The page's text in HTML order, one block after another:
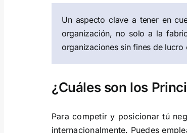
Un aspecto clave a tener en
organización, no solo a la
organizaciones sin fines de
¿Cuáles son los
Para competir y posicionar tú
internacionalmente. Puedes